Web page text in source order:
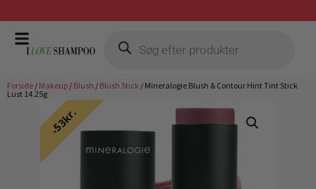
Gratis fragt ved køb over 399,-
Forside / Makeup / Blush / Blush Stick / Mineralogie Blush & Contour Hint Tint Stick
Lust 14.25g
53kr.